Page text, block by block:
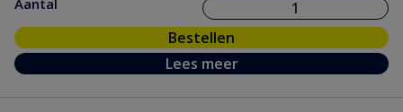
Aantal
Bestellen
Lees meer